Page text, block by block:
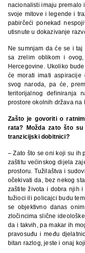
nacionalisti imaju premalo
svoje mitove i legende i
pabirčeći ponekad
utisnute u dokazivanje
Ne sumnjam da će se i
sa zrelim oblikom i
Hercegovine. Ukoliko
će morati imati
svog naroda, pa će,
teritorijalnog definiranja
prostore okolnih država na
Zašto je govoriti o
rata? Možda zato što
tranzicijski dobitnici?
– Zato što se oni koji su ih
zaštitu većinskog dijela
prostoru. Tužilaštva i
očekivati da, bez nekog
zaštite života i dobra njih i
tužioci ili policajci budu
se objektivno danas
zločincima slične
da i takvih, pa makar ih
pravosuđu i među
bitan razlog, jeste i onaj